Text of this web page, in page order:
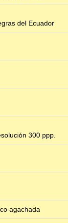
del Ecuador
300 ppp.
agachada